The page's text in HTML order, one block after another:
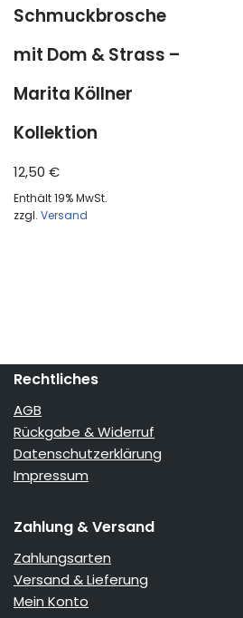
Schmuckbrosche
mit Dom & Strass –
Marita Köllner
Kollektion
12,50 €
Enthält 19% MwSt.
zzgl. Versand
Rechtliches
AGB
Rückgabe & Widerruf
Datenschutzerklärung
Impressum
Zahlung & Versand
Zahlungsarten
Versand & Lieferung
Mein Konto